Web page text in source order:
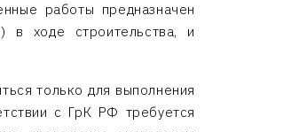
работы предназначен
в ходе строительства, и
только для выполнения
с ГрК РФ требуется